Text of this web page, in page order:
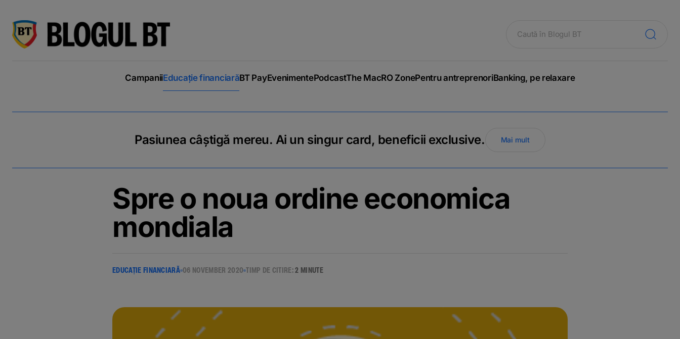
CampaniiEducație financiarăBT PayEvenimentePodcastThe MacRO ZonePentru antreprenoriBanking, pe relaxare
Pasiunea câștigă mereu. Ai un singur card, beneficii exclusive. Mai mult
Spre o noua ordine economica
mondiala
EDUCAȚIE FINANCIARĂ 06 NOVEMBER 2020 TIMP DE CITIRE:2 MINUTE